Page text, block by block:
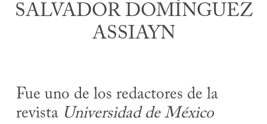
SALVADOR DOMÍNGUEZ
ASSIAYN
Fue uno de los redactores de la
revista Universidad de México